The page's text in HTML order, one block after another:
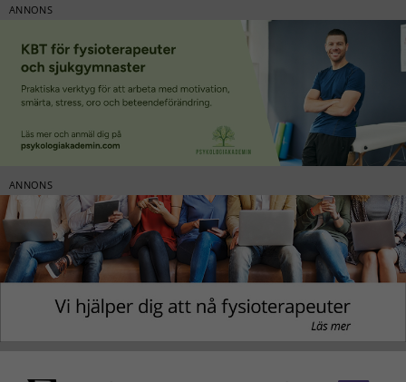
ANNONS
ANNONS